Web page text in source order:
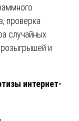
проверка
случайных
и
интернет-